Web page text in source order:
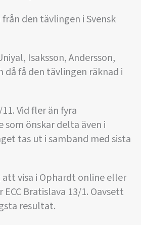
den tävlingen i Svensk
Isaksson, Andersson,
då få den tävlingen räknad i
Vid fler än fyra
önskar delta även i
tas ut i samband med sista
att visa i Ophardt online eller
Bratislava 13/1. Oavsett
resultat.